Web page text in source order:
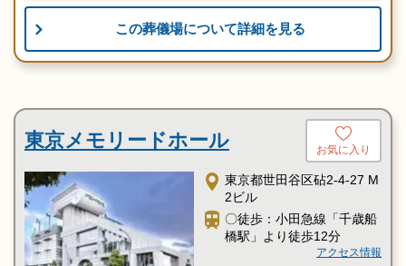
この葬儀場について詳細を見る
東京メモリードホール お気に入り
東京都世田谷区砧2-4-27 M
2ビル
〇徒歩：小田急線「千歳船
橋駅」より徒歩12分
アクセス情報